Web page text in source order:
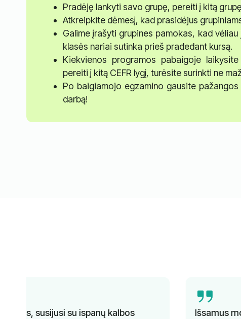
Pradėję lankyti savo grupę, pereiti į kitą
Atkreipkite dėmesį, kad prasidėjus
Galime įrašyti grupines pamokas, kad
klasės nariai sutinka prieš pradedant kursą.
Kiekvienos programos pabaigoje
pereiti į kitą CEFR lygį, turėsite surinkti ne
Po baigiamojo egzamino gausite
darbą!
Išsamus mokymas, kompetentingi